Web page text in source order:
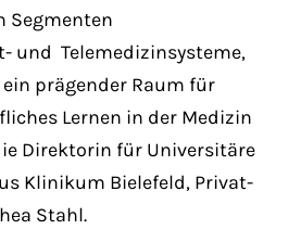
Segmenten
und Telemedizinsysteme,
prägender Raum für
Lernen in der Medizin
Direktorin für Universitäre
Klinikum Bielefeld, Privat-
Stahl.